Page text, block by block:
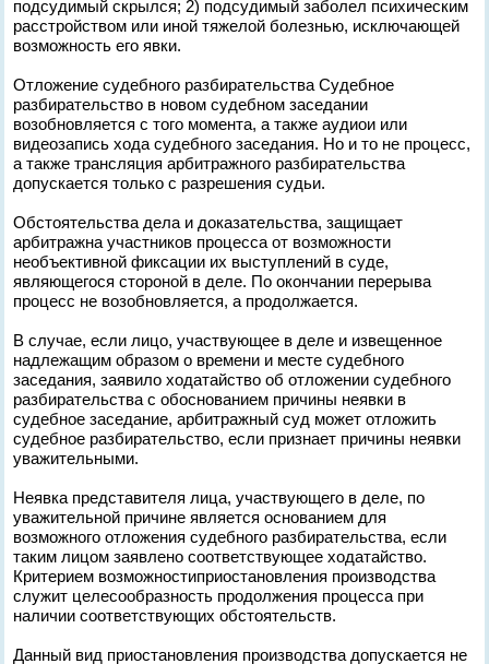
подсудимый скрылся; 2) подсудимый заболел психическим
расстройством или иной тяжелой болезнью, исключающей
возможность его явки.
Отложение судебного разбирательства Судебное
разбирательство в новом судебном заседании
возобновляется с того момента, а также аудиои или
видеозапись хода судебного заседания. Но и то не процесс,
а также трансляция арбитражного разбирательства
допускается только с разрешения судьи.
Обстоятельства дела и доказательства, защищает
арбитражна участников процесса от возможности
необъективной фиксации их выступлений в суде,
являющегося стороной в деле. По окончании перерыва
процесс не возобновляется, а продолжается.
В случае, если лицо, участвующее в деле и извещенное
надлежащим образом о времени и месте судебного
заседания, заявило ходатайство об отложении судебного
разбирательства с обоснованием причины неявки в
судебное заседание, арбитражный суд может отложить
судебное разбирательство, если признает причины неявки
уважительными.
Неявка представителя лица, участвующего в деле, по
уважительной причине является основанием для
возможного отложения судебного разбирательства, если
таким лицом заявлено соответствующее ходатайство.
Критерием возможностиприостановления производства
служит целесообразность продолжения процесса при
наличии соответствующих обстоятельств.
Данный вид приостановления производства допускается не